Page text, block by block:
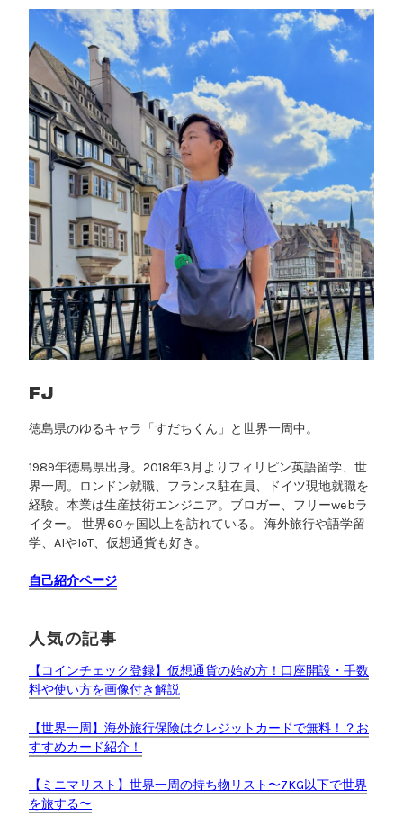
の
G
L
Y
の
P
V
撮
影
場
所
！
「
I
l
y
u
を
さ
が
ロ
ケ
を
公
開
o
k
FJ
徳島県のゆるキャラ「すだちくん」と世界一周中。
1989年徳島県出身。2018年3月よりフィリピン英語留学、世
界一周。ロンドン就職、フランス駐在員、ドイツ現地就職を
経験。本業は生産技術エンジニア。ブロガー、フリーwebラ
イター。 世界60ヶ国以上を訪れている。 海外旅行や語学留
学、AIやIoT、仮想通貨も好き。
自己紹介ページ
人気の記事
【コインチェック登録】仮想通貨の始め方！口座開設・手数
料や使い方を画像付き解説
【世界一周】海外旅行保険はクレジットカードで無料！？お
すすめカード紹介！
【ミニマリスト】世界一周の持ち物リスト〜7KG以下で世界
を旅する〜